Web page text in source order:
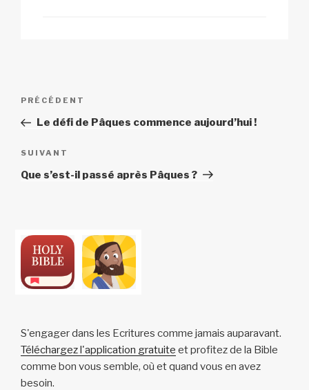
Navigation
l’article
Article
précédent
PRÉCÉDENT
Le défi de Pâques commence aujourd’hui !
Article
suivant
SUIVANT
Que s’est-il passé après Pâques ?
S'engager dans les Ecritures comme jamais auparavant.
Téléchargez l'application gratuite et profitez de la Bible
comme bon vous semble, où et quand vous en avez
besoin.